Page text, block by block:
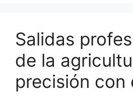
Salidas
de la
precisión con